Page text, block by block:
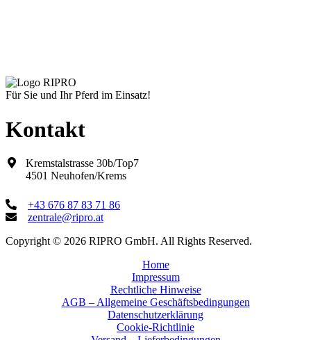
Für Sie und Ihr Pferd im Einsatz!
Kontakt
Kremstalstrasse 30b/Top7
4501 Neuhofen/Krems
+43 676 87 83 71 86
zentrale@ripro.at
Copyright © 2026 RIPRO GmbH. All Rights Reserved.
Home
Impressum
Rechtliche Hinweise
AGB – Allgemeine Geschäftsbedingungen
Datenschutzerklärung
Cookie-Richtlinie